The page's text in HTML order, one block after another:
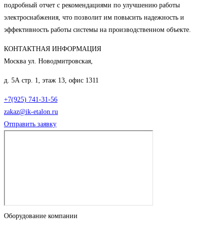
подробный отчет с рекомендациями по улучшению работы
электроснабжения, что позволит им повысить надежность и
эффективность работы системы на производственном объекте.
КОНТАКТНАЯ ИНФОРМАЦИЯ
Москва ул. Новодмитровская,
д. 5А стр. 1, этаж 13, офис 1311
+7(925) 741-31-56
zakaz@ik-etalon.ru
Отправить заявку
Оборудование компании